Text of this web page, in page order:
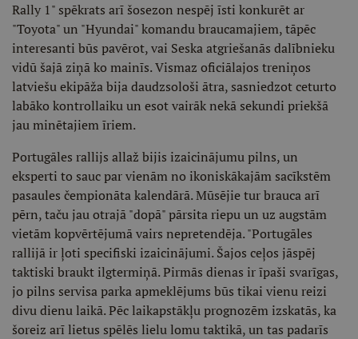
Rally 1" spēkrats arī šosezon nespēj īsti konkurēt ar
"Toyota" un "Hyundai" komandu braucamajiem, tāpēc
interesanti būs pavērot, vai Seska atgriešanās dalībnieku
vidū šajā ziņā ko mainīs. Vismaz oficiālajos treniņos
latviešu ekipāža bija daudzsološi ātra, sasniedzot ceturto
labāko kontrollaiku un esot vairāk nekā sekundi priekšā
jau minētajiem īriem.
Portugāles rallijs allaž bijis izaicinājumu pilns, un
eksperti to sauc par vienām no ikoniskākajām sacīkstēm
pasaules čempionāta kalendārā. Mūsējie tur brauca arī
pērn, taču jau otrajā "dopā" pārsita riepu un uz augstām
vietām kopvērtējumā vairs nepretendēja. "Portugāles
rallijā ir ļoti specifiski izaicinājumi. Šajos ceļos jāspēj
taktiski braukt ilgtermiņā. Pirmās dienas ir īpaši svarīgas,
jo pilns servisa parka apmeklējums būs tikai vienu reizi
divu dienu laikā. Pēc laikapstākļu prognozēm izskatās, ka
šoreiz arī lietus spēlēs lielu lomu taktikā, un tas padarīs